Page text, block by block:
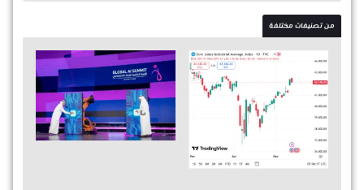
من تصنيفات مختلفة